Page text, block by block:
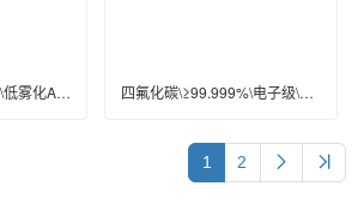
聚氨酯高回弹组合料\低雾化A\桶装(kg)\200\优等 四氟化碳\≥99.999%\电子级\44L\47L
1 2